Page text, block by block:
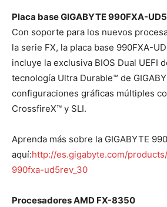
Placa base GIGABYTE 990FXA-UD5
Con soporte para los nuevos
la serie FX, la placa base 990FXA-
incluye la exclusiva BIOS Dual UEFI
tecnología Ultra Durable™ de
configuraciones gráficas múltiples
CrossfireX™ y SLI.
Aprenda más sobre la GIGABYTE
aquí:http://es.gigabyte.com/
990fxa-ud5rev_30
Procesadores AMD FX-8350